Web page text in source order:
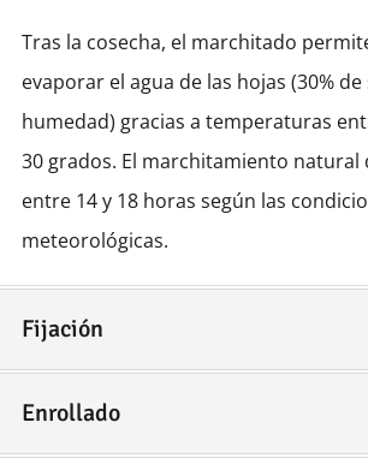
Tras la cosecha, el marchitado
evaporar el agua de las hojas (30% de
humedad) gracias a temperaturas
30 grados. El marchitamiento natural
entre 14 y 18 horas según las
meteorológicas.
Fijación
Enrollado